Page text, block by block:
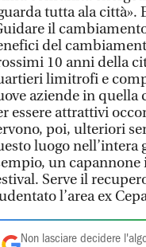
tutta ala città».
il
del
10 anni della
limitrofi e
aziende in
essere attrattivi
poi, ulteriori
luogo nell’intera
un
Serve il
l’area ex
Non lasciare decidere